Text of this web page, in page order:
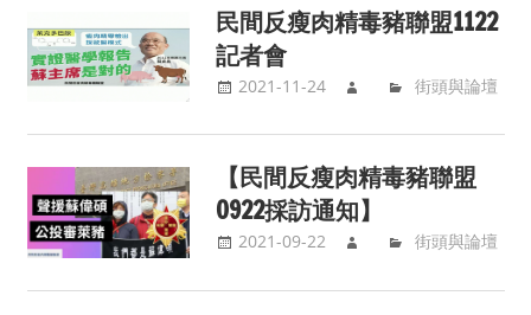
民間反瘦肉精毒豬聯盟1122
記者會
2021-11-24 街頭與論壇
【民間反瘦肉精毒豬聯盟
0922採訪通知】
2021-09-22 街頭與論壇